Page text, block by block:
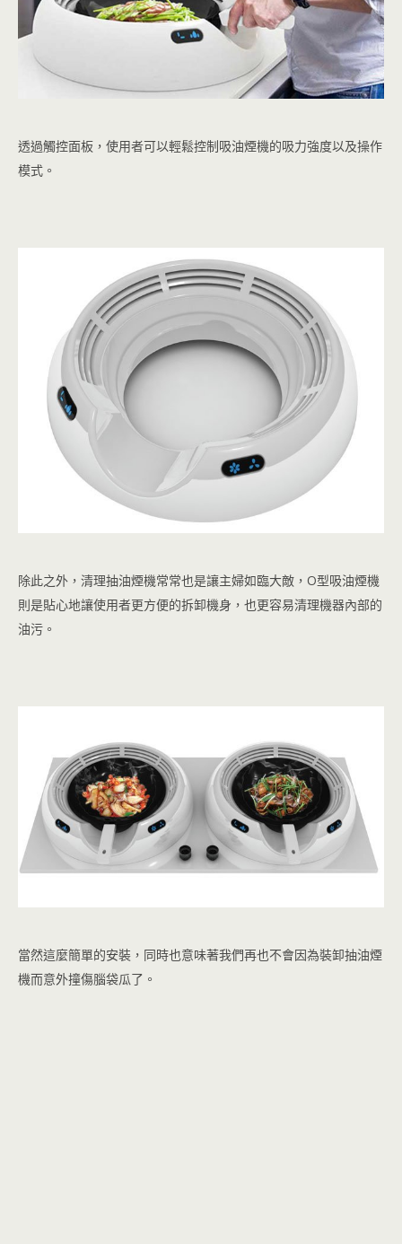
透過觸控面板，使用者可以輕鬆控制吸油煙機的吸力強度以及操作
模式。
除此之外，清理抽油煙機常常也是讓主婦如臨大敵，O型吸油煙機
則是貼心地讓使用者更方便的拆卸機身，也更容易清理機器內部的
油污。
當然這麼簡單的安裝，同時也意味著我們再也不會因為裝卸抽油煙
機而意外撞傷腦袋瓜了。